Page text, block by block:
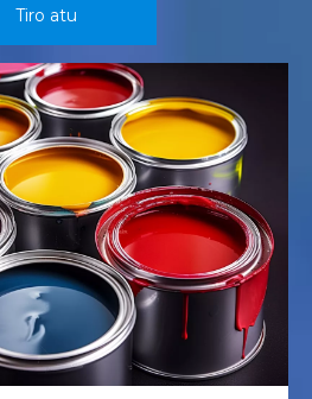
Tiro atu